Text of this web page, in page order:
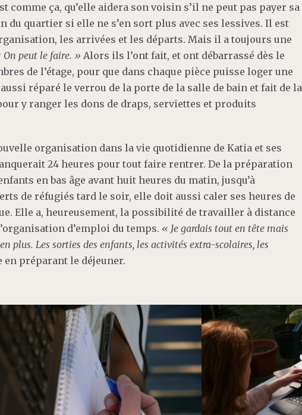
comme ça, qu’elle aidera son voisin s’il ne peut pas payer sa
du quartier si elle ne s’en sort plus avec ses lessives. Il est
les arrivées et les départs. Mais il a toujours une
On peut le faire. » Alors ils l’ont fait, et ont débarrassé dès le
de l’étage, pour que dans chaque pièce puisse loger une
réparé le verrou de la porte de la salle de bain et fait de la
y ranger les dons de draps, serviettes et produits
organisation dans la vie quotidienne de Katia et ses
24 heures pour tout faire rentrer. De la préparation
en bas âge avant huit heures du matin, jusqu’à
de réfugiés tard le soir, elle doit aussi caler ses heures de
Elle a, heureusement, la possibilité de travailler à distance
d’emploi du temps. « Je gardais tout en tête mais
plus. Les sorties des enfants, les activités extra-scolaires, les
préparant le déjeuner.